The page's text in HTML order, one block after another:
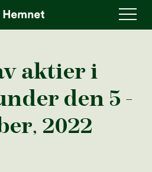
aktie­r i
den 5 -
2022